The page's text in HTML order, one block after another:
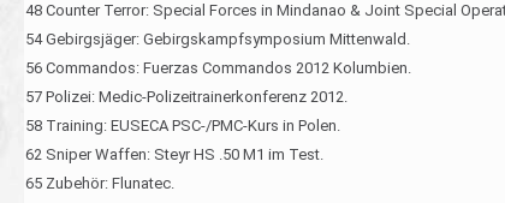
48 Counter Terror: Special Forces in Mindanao & Joint Special
54 Gebirgsjäger: Gebirgskampfsymposium Mittenwald.
56 Commandos: Fuerzas Commandos 2012 Kolumbien.
57 Polizei: Medic-Polizeitrainerkonferenz 2012.
58 Training: EUSECA PSC-/PMC-Kurs in Polen.
62 Sniper Waffen: Steyr HS .50 M1 im Test.
65 Zubehör: Flunatec.